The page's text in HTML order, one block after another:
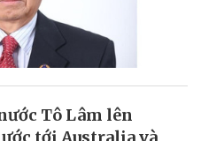
Tô Lâm lên